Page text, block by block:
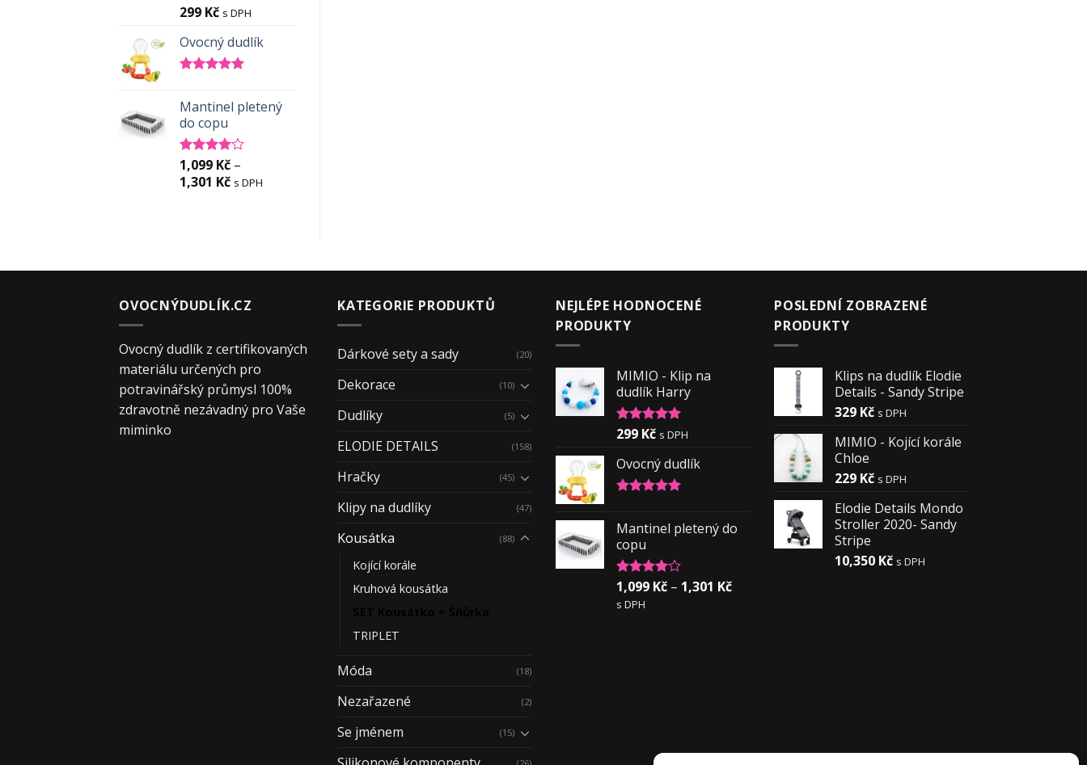
Hodnocení
299 Kč s DPH
Ovocný dudlík
Mantinel pletený
do copu
Hodnocení
4.00z 5
1,099 Kč –
1,301 Kč s DPH
OVOCNÝDUDLÍK.CZ
Ovocný dudlík z certifikovaných
materiálu určených pro
potravinářský průmysl 100%
zdravotně nezávadný pro Vaše
miminko
KATEGORIE PRODUKTŮ
Dárkové sety a sady (20)
Dekorace (10)
Dudlíky (5)
ELODIE DETAILS (158)
Hračky (45)
Klipy na dudlíky (47)
Kousátka (88)
Kojící korále
Kruhová kousátka
TRIPLET
Móda (18)
Nezařazené (2)
Se jménem (15)
NEJLÉPE HODNOCENÉ
PRODUKTY
MIMIO - Klip na
dudlík Harry
Hodnocení
299 Kč s DPH
Ovocný dudlík
Mantinel pletený do
copu
Hodnocení
4.00z 5
1,099 Kč – 1,301 Kč
s DPH
POSLEDNÍ ZOBRAZENÉ
PRODUKTY
Klips na dudlík Elodie
Details - Sandy Stripe
329 Kč s DPH
MIMIO - Kojící korále
Chloe
229 Kč s DPH
Elodie Details Mondo
Stroller 2020- Sandy
Stripe
10,350 Kč s DPH